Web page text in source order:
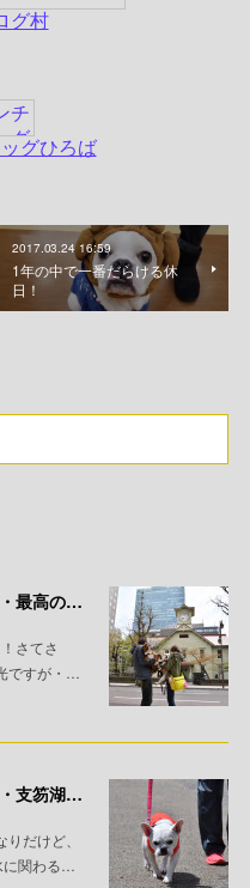
2017.03.24 16:59
1年の中で一番だらける休
日！
続♡はなころ観光【GW北海道の旅・最高の観光地編】
さてさ
ですが・…
続♡はなころ観光【GW北海道の旅・支笏湖と大都会編】
だけど、
に関わる…